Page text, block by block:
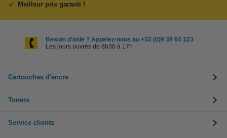
Meilleur prix garanti !
Besoin d’aide ? Appelez-nous au +32 (0)9 39 64 123
Les jours ouvrés de 8h30 à 17h
Cartouches d'encre
Toners
Service clients